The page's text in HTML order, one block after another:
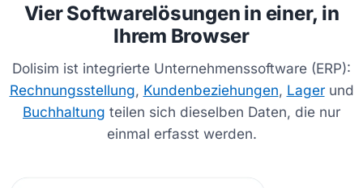
Vier Softwarelösungen in einer, in
Ihrem Browser
Dolisim ist integrierte Unternehmenssoftware (ERP):
Rechnungsstellung, Kundenbeziehungen, Lagerund
Buchhaltung teilen sich dieselben Daten, die nur
einmal erfasst werden.